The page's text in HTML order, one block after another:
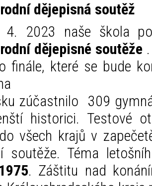
dějepisná soutěž
4. 2023 naše škola
dějepisné soutěže.
finále, které se bude
zúčastnilo 309
historici. Testové
všech krajů v
soutěže. Téma
. Záštitu nad